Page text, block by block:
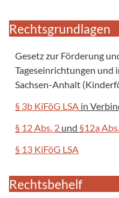
Rechtsgrundlagen
Gesetz zur Förderung
Tageseinrichtungen und
Sachsen-Anhalt
§ 3b KiFöG LSA in
§ 12 Abs. 2 und §12a
§ 13 KiFöG LSA
Rechtsbehelf